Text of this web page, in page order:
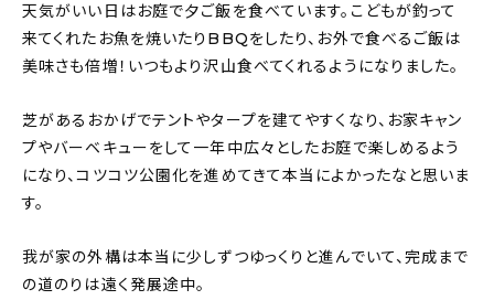
天気がいい日はお庭で夕ご飯を食べています。こどもが釣って
来てくれたお魚を焼いたりBBQをしたり、お外で食べるご飯は
美味さも倍増！いつもより沢山食べてくれるようになりました。
芝があるおかげでテントやタープを建てやすくなり、お家キャン
プやバーベキューをして一年中広々としたお庭で楽しめるよう
になり、コツコツ公園化を進めてきて本当によかったなと思いま
す。
我が家の外構は本当に少しずつゆっくりと進んでいて、完成まで
の道のりは遠く発展途中。